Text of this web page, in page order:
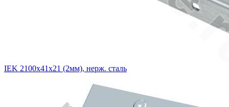
IEK 2100х41х21 (2мм), нерж. сталь